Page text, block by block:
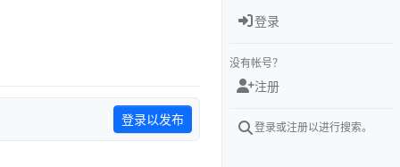
登录以发布
登录
没有帐号？
注册
登录或注册以进行搜索。